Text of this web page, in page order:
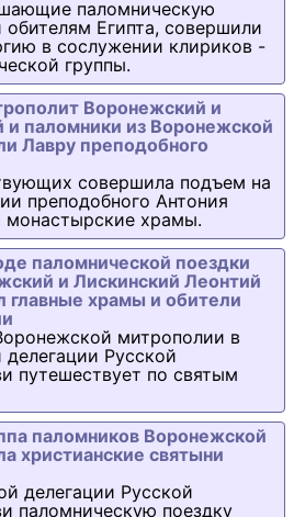
паломническую
Египта, совершили
в сослужении клириков -
группы.
Воронежский и
и паломники из Воронежской
Лавру преподобного
совершила подъем на
преподобного Антония
монастырские храмы.
паломнической поездки
и Лискинский Леонтий
главные храмы и обители
митрополии в
Русской
путешествует по святым
паломников Воронежской
христианские святыни
делегации Русской
паломническую поездку